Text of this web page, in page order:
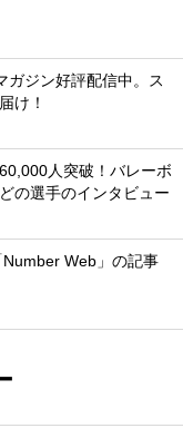
ガジン好評配信中。ス
け！
人突破！バレーボ
の選手のインタビュー
Number Web」の記事